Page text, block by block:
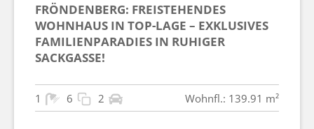
FRÖNDENBERG: FREISTEHENDES
WOHNHAUS IN TOP-LAGE – EXKLUSIVES
FAMILIENPARADIES IN RUHIGER
SACKGASSE!
1 6 2 Wohnfl.: 139.91 m²